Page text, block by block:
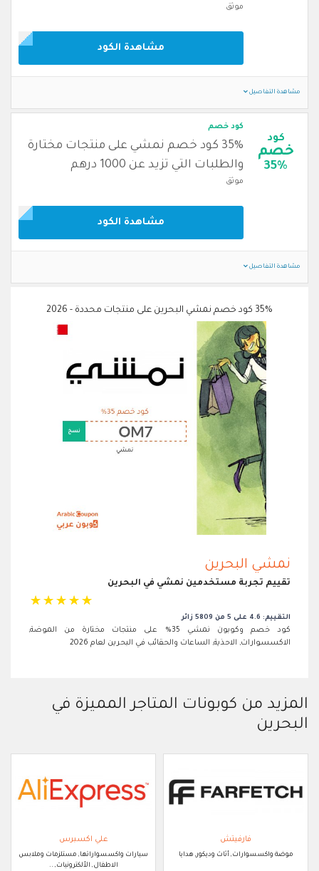
موثق
مشاهدة الكود
مشاهدة التفاصيل
كود
خصم
35%
كود خصم
35% كود خصم نمشي على منتجات مختارة
والطلبات التي تزيد عن 1000 درهم
موثق
مشاهدة الكود
مشاهدة التفاصيل
35% كود خصم نمشي البحرين على منتجات محددة - 2026
نمشي البحرين
تقييم تجربة مستخدمين نمشي في البحرين
☆ ☆ ☆ ☆ ☆
التقييم: 4.6 على 5 من 5809 زائر
كود خصم وكوبون نمشي 35% على منتجات مختارة من الموضة,
الاكسسوارات, الاحذية, الساعات والحقائب في البحرين لعام 2026
المزيد من كوبونات المتاجر المميزة في
البحرين
فارفيتش
موضة واكسسوارات, أثاث وديكور, هدايا
علي اكسبرس
سيارات واكسسواراتها, مستلزمات وملابس
الاطفال, الألكترونيات, ..